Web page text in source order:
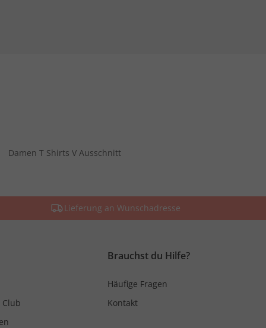
Damen T Shirts V Ausschnitt
Lieferung an Wunschadresse
Club
Brauchst du Hilfe?
Häufige Fragen
Kontakt